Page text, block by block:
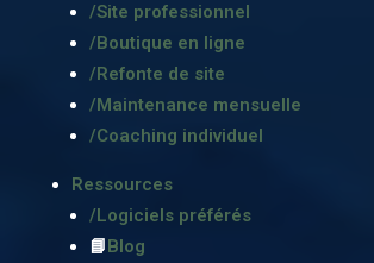
/Site professionnel
/Boutique en ligne
/Refonte de site
/Maintenance mensuelle
/Coaching individuel
Ressources
/Logiciels préférés
📘Blog